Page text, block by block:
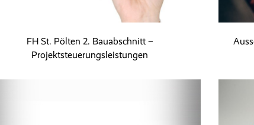
FH St. Pölten 2. Bauabschnitt –
Projektsteuerungsleistungen